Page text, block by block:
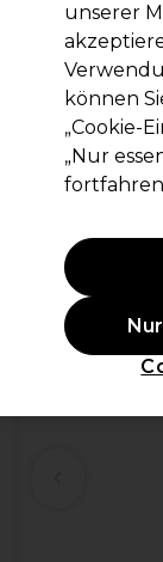
Schwarzkopf
Bond
(0)
19,39 €
23,07 € inkl.
ANGEBOT
unserer
können
„Cookie-
„Nur